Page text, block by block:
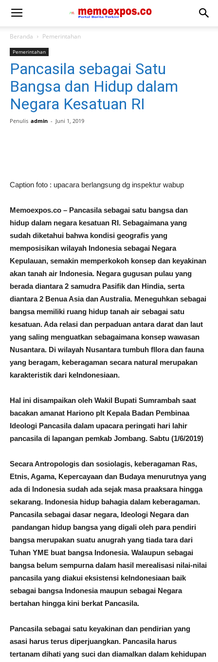
Beranda Pemerintahan
Pemerintahan
Pancasila sebagai Satu
Bangsa dan Hidup dalam
Negara Kesatuan RI
Penulis admin - Juni 1, 2019
Caption foto : upacara berlangsung dg inspektur wabup
Memoexpos.co – Pancasila sebagai satu bangsa dan
hidup dalam negara kesatuan RI. Sebagaimana yang
sudah diketahui bahwa kondisi geografis yang
memposisikan wilayah Indonesia sebagai Negara
Kepulauan, semakin memperkokoh konsep dan keyakinan
akan tanah air Indonesia. Negara gugusan pulau yang
berada diantara 2 samudra Pasifik dan Hindia, serta
diantara 2 Benua Asia dan Australia. Meneguhkan sebagai
bangsa memiliki ruang hidup tanah air sebagai satu
kesatuan. Ada relasi dan perpaduan antara darat dan laut
yang saling menguatkan sebagaimana konsep wawasan
Nusantara. Di wilayah Nusantara tumbuh fllora dan fauna
yang beragam, keberagaman secara natural merupakan
karakteristik dari keIndonesiaan.
Hal ini disampaikan oleh Wakil Bupati Sumrambah saat
bacakan amanat Hariono plt Kepala Badan Pembinaa
Ideologi Pancasila dalam upacara peringati hari lahir
pancasila di lapangan pemkab Jombang. Sabtu (1/6/2019)
Secara Antropologis dan sosiolagis, keberagaman Ras,
Etnis, Agama, Kepercayaan dan Budaya menurutnya yang
ada di Indonesia sudah ada sejak masa praaksara hingga
sekarang. Indonesia hidup bahagia dalam keberagaman.
Pancasila sebagai dasar negara, Ideologi Negara dan
pandangan hidup bangsa yang digali oleh para pendiri
bangsa merupakan suatu anugrah yang tiada tara dari
Tuhan YME buat bangsa Indonesia. Walaupun sebagai
bangsa belum sempurna dalam hasil merealisasi nilai-nilai
pancasila yang diakui eksistensi keIndonesiaan baik
sebagai bangsa Indonesia maupun sebagai Negara
bertahan hingga kini berkat Pancasila.
Pancasila sebagai satu keyakinan dan pendirian yang
asasi harus terus diperjuangkan. Pancasila harus
tertanam dihati yang suci dan diamalkan dalam kehidupan